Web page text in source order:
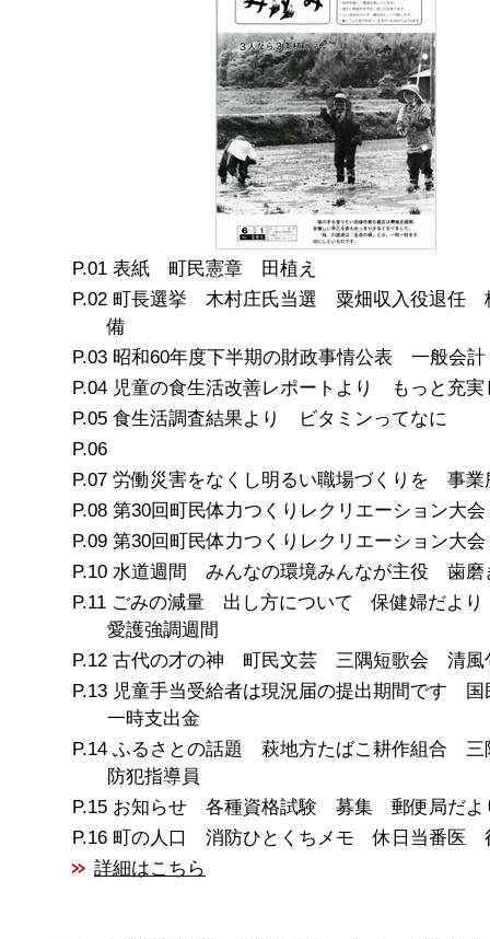
表紙 町民憲章 田植え
町長選挙 木村庄氏当選 粟畑収入役退任
備
昭和60年度下半期の財政事情公表 一般会
児童の食生活改善レポートより もっと充実
食生活調査結果より ビタミンってなに
労働災害をなくし明るい職場づくりを 事業
第30回町民体力つくりレクリエーション大会
第30回町民体力つくりレクリエーション大会
水道週間 みんなの環境みんなが主役 歯磨
ごみの減量 出し方について 保健婦だよ
愛護強調週間
古代の才の神 町民文芸 三隅短歌会 清風
児童手当受給者は現況届の提出期間です 国
一時支出金
ふるさとの話題 萩地方たばこ耕作組合
防犯指導員
お知らせ 各種資格試験 募集 郵便局だよ
町の人口 消防ひとくちメモ 休日当番医
詳細はこちら